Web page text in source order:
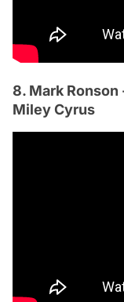
8. Mark
Miley Cyrus